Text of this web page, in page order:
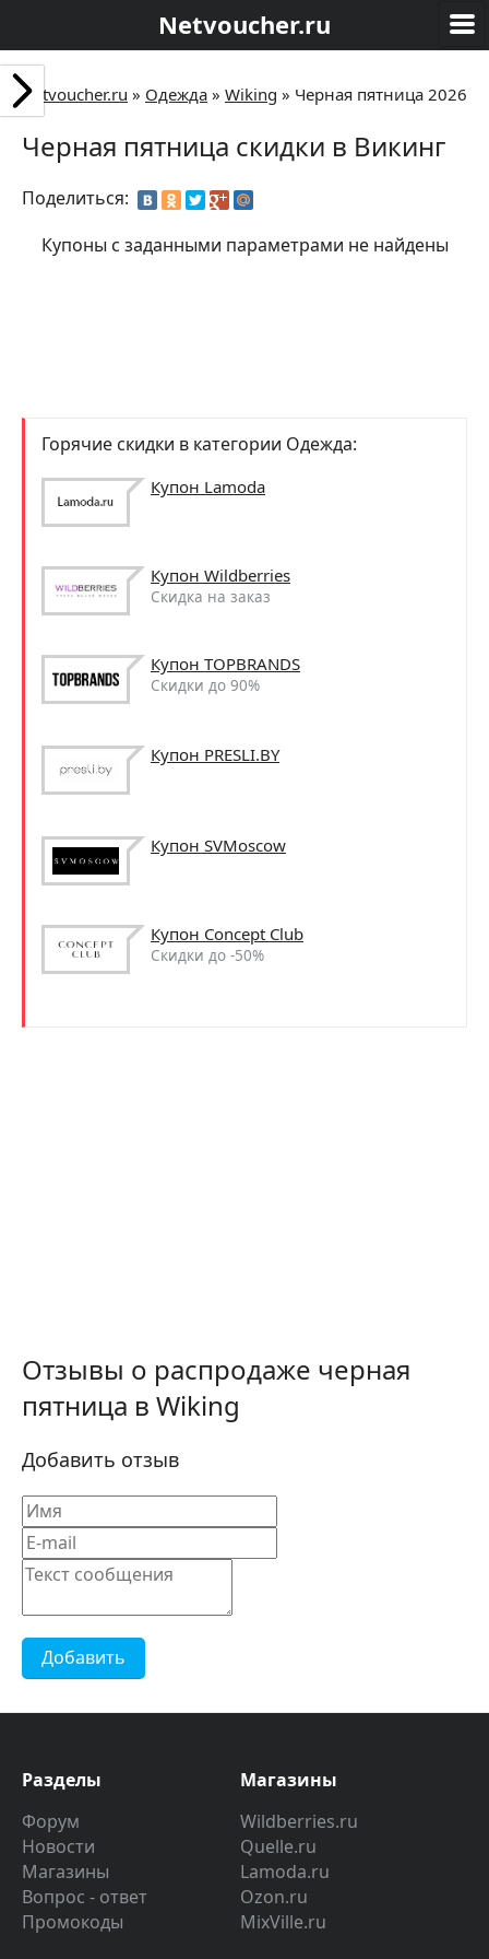
Netvoucher.ru
Netvoucher.ru » Одежда » Wiking » Черная пятница 2026
Черная пятница скидки в Викинг
Поделиться:
Купоны с заданными параметрами не найдены
Горячие скидки в категории Одежда:
Купон Lamoda
Купон Wildberries
Скидка на заказ
Купон TOPBRANDS
Скидки до 90%
Купон PRESLI.BY
Купон SVMoscow
Купон Concept Club
Скидки до -50%
Отзывы о распродаже черная
пятница в Wiking
Добавить отзыв
Добавить
Разделы
Форум
Новости
Магазины
Вопрос - ответ
Промокоды
Магазины
Wildberries.ru
Quelle.ru
Lamoda.ru
Ozon.ru
MixVille.ru